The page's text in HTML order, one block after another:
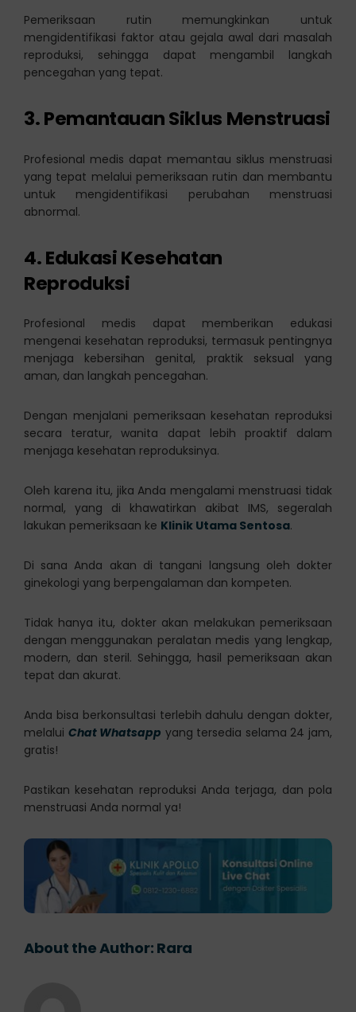
Pemeriksaan rutin memungkinkan untuk
mengidentifikasi faktor atau gejala awal dari masalah
reproduksi, sehingga dapat mengambil langkah
pencegahan yang tepat.
3. Pemantauan Siklus Menstruasi
Profesional medis dapat memantau siklus menstruasi
yang tepat melalui pemeriksaan rutin dan membantu
untuk mengidentifikasi perubahan menstruasi
abnormal.
4. Edukasi Kesehatan
Reproduksi
Profesional medis dapat memberikan edukasi
mengenai kesehatan reproduksi, termasuk pentingnya
menjaga kebersihan genital, praktik seksual yang
aman, dan langkah pencegahan.
Dengan menjalani pemeriksaan kesehatan reproduksi
secara teratur, wanita dapat lebih proaktif dalam
menjaga kesehatan reproduksinya.
Oleh karena itu, jika Anda mengalami menstruasi tidak
normal, yang di khawatirkan akibat IMS, segeralah
lakukan pemeriksaan ke Klinik Utama Sentosa.
Di sana Anda akan di tangani langsung oleh dokter
ginekologi yang berpengalaman dan kompeten.
Tidak hanya itu, dokter akan melakukan pemeriksaan
dengan menggunakan peralatan medis yang lengkap,
modern, dan steril. Sehingga, hasil pemeriksaan akan
tepat dan akurat.
Anda bisa berkonsultasi terlebih dahulu dengan dokter,
melalui Chat Whatsapp yang tersedia selama 24 jam,
gratis!
Pastikan kesehatan reproduksi Anda terjaga, dan pola
menstruasi Anda normal ya!
About the Author: Rara